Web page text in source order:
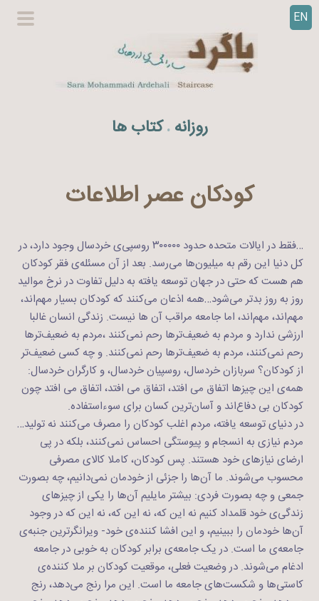
EN
روزانه . کتاب ها
کودکان عصر اطلاعات
…فقط در ایالات متحده حدود ۳۰۰۰۰۰ روسپی‌ی خردسال وجود دارد، در
کل دنیا این رقم به میلیون‌ها می‌رسد. بعد از آن مسئله‌ی فقر کودکان
هم هست که حتی در جهان توسعه یافته به دلیل تفاوت در نرخ موالید
روز به روز بدتر می‌شود…همه اذعان می‌کنند که کودکان بسیار مهم‌اند،
مهم‌اند، مهم‌اند، اما جامعه مراقب آن ها نیست. زندگی انسان غالبا
ارزشی ندارد و مردم به ضعیف‌تر‌ها رحم نمی‌کنند ،مردم به ضعیف‌تر‌ها
رحم نمی‌کنند، مردم به ضعیف‌تر‌ها رحم نمی‌کنند. و چه کسی ضعیف‌تر
از کودکان؟ سربازان خردسال، روسپیان خردسال، و کارگران خردسال:
همه‌ی این چیزها اتفاق می افتد، اتفاق می افتد، اتفاق می افتد چون
کودکان بی دفاع‌اند و آسان‌ترین کسان برای سوءاستفاده.
در دنیای توسعه یافته، مردم اغلب کودکان را مصرف می‌‌کنند نه تولید…
مردم نیازی به انسجام و پیوستگی احساس نمی‌کنند، بلکه در پی
ارضای نیازهای خود هستند. پس کودکان، کاملا کالای مصرفی
محسوب می‌شوند. ما آن‌ها را جزئی از خودمان نمی‌دانیم، چه بصورت
جمعی و چه بصورت فردی: بیشتر مایلیم آن‌ها را یکی از چیزهای
زندگی‌ی خود قلمداد کنیم نه این که، نه این که، نه این که در وجود
آن‌ها خودمان را ببینیم، و این افشا کننده‌ی خود- ویرانگرترین جنبه‌ی
جامعه‌ی ما است. در یک جامعه‌ی برابر کودکان به خوبی در جامعه
ادغام می‌شوند. در وضعیت فعلی، موقعیت کودکان بر ملا کننده‌ی
کاستی‌ها و شکست‌های جامعه ما است. این مرا رنج می‌دهد، رنج